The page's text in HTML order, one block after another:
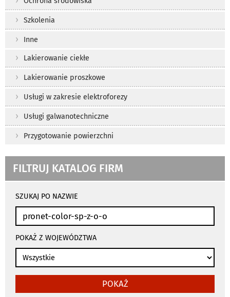
Szkolenia
Inne
Lakierowanie ciekłe
Lakierowanie proszkowe
Usługi w zakresie elektroforezy
Usługi galwanotechniczne
Przygotowanie powierzchni
FILTRUJ KATALOG FIRM
wyszukiwania
automatycznie
SZUKAJ PO NAZWIE
POKAŻ Z WOJEWÓDZTWA
POKAŻ